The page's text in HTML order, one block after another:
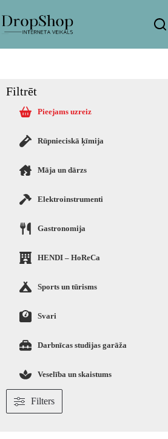
Filtrēt
Pieejams uzreiz
Rūpnieciskā ķīmija
Māja un dārzs
Elektroinstrumenti
Gastronomija
HENDI – HoReCa
Sports un tūrisms
Svari
Darbnīcas studijas garāža
Veselība un skaistums
Filters